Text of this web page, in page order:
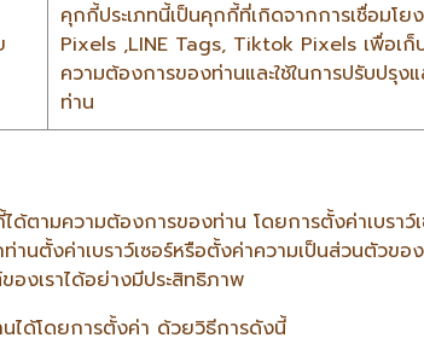
คุกกี้ประเภทนี้เป็นคุกกี้ที่เกิดจากการเชื่อม
Pixels ,LINE Tags, Tiktok Pixels เพื่อเก็
ความต้องการของท่านและใช้ในการปรับปรุ
ท่าน
ตามความต้องการของท่าน โดยการตั้งค่าเบรา
นตั้งค่าเบราว์เซอร์หรือตั้งค่าความเป็นส่วนตัวข
งเราได้อย่างมีประสิทธิภาพ
นได้โดยการตั้งค่า ด้วยวิธีการดังนี้